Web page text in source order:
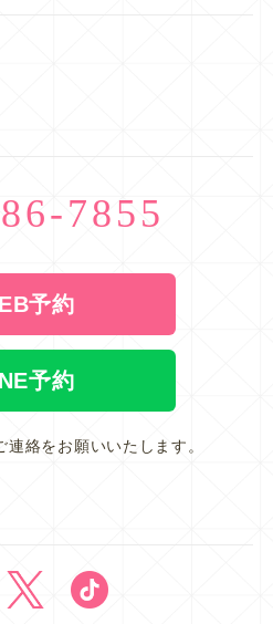
7855
予約
予約
絡をお願いいたします。